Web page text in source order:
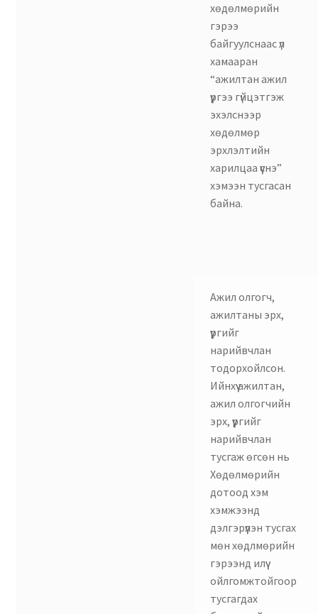
хөдөлмөрийн
гэрээ
байгуулснаас үл
хамааран
“ажилтан ажил
үүргээ гүйцэтгэж
эхэлснээр
хөдөлмөр
эрхлэлтийн
харилцаа үүснэ”
хэмээн тусгасан
байна.
Ажил олгогч,
ажилтаны эрх,
үүргийг
нарийвчлан
тодорхойлсон.
Ийнхүү ажилтан,
ажил олгогчийн
эрх, үүргийг
нарийвчлан
тусгаж өгсөн нь
Хөдөлмөрийн
дотоод хэм
хэмжээнд
дэлгэрүүлэн тусгах
мөн хөдлмөрийн
гэрээнд илүү
ойлгомжтойгоор
тусгагдах